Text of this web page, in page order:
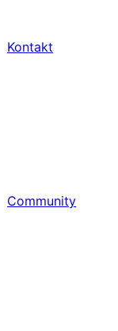
Kontakt
Community